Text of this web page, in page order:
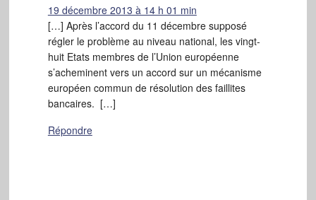
19 décembre 2013 à 14 h 01 min
[…] Après l’accord du 11 décembre supposé
régler le problème au niveau national, les vingt-
huit Etats membres de l’Union européenne
s’acheminent vers un accord sur un mécanisme
européen commun de résolution des faillites
bancaires. […]
Répondre